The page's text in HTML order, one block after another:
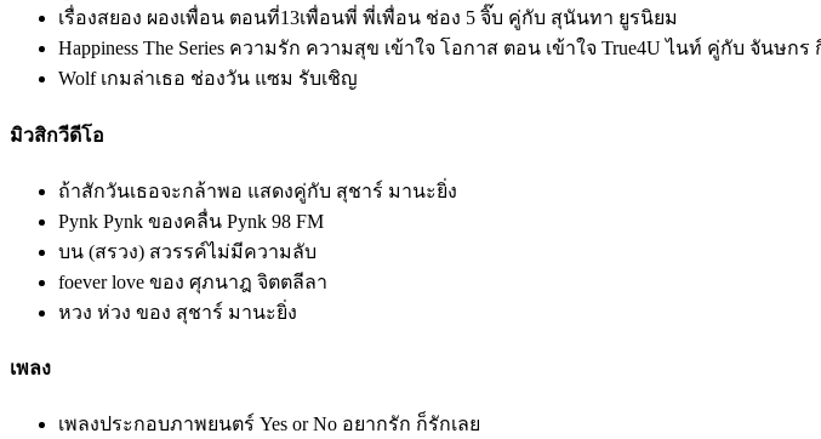
เรื่องสยอง ผองเพื่อน ตอนที่13เพื่อนพี่ พี่เพื่อน ช่อง 5 จิ๊บ คู่กับ สุนันทา ยูรนิยม
Happiness The Series ความรัก ความสุข เข้าใจ โอกาส ตอน เข้าใจ True4U ไนท์ คู่กับ จันษก
Wolf เกมล่าเธอ ช่องวัน แซม รับเชิญ
มิวสิกวีดีโอ
ถ้าสักวันเธอจะกล้าพอ แสดงคู่กับ สุชาร์ มานะยิ่ง
Pynk Pynk ของคลื่น Pynk 98 FM
บน (สรวง) สวรรค์ไม่มีความลับ
foever love ของ ศุภนาฎ จิตตลีลา
หวง ห่วง ของ สุชาร์ มานะยิ่ง
เพลง
เพลงประกอบภาพยนตร์ Yes or No อยากรัก ก็รักเลย